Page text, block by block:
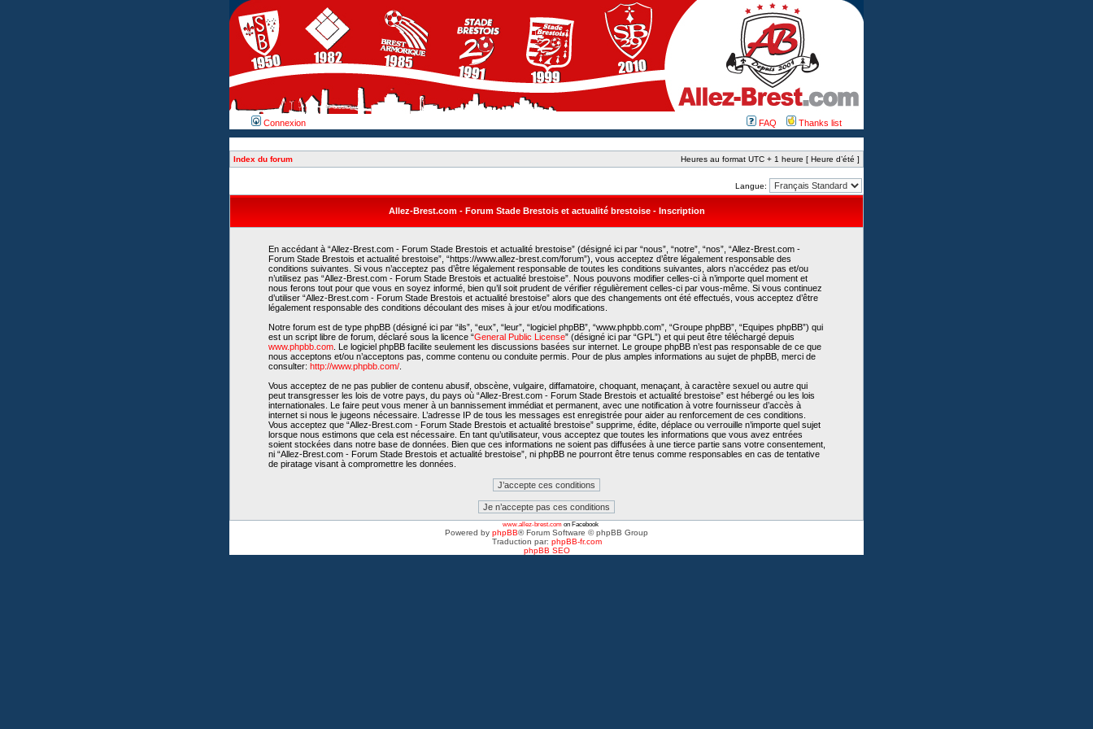
Connexion FAQ Thanks list
Index du forum Heures au format UTC + 1 heure [ Heure d’été ]
Langue:
Allez-Brest.com - Forum Stade Brestois et actualité brestoise - Inscription
En accédant à “Allez-Brest.com - Forum Stade Brestois et actualité brestoise” (désigné ici par “nous”, “notre”, “nos”, “Allez-Brest.com -
Forum Stade Brestois et actualité brestoise”, “https://www.allez-brest.com/forum”), vous acceptez d’être légalement responsable des
conditions suivantes. Si vous n’acceptez pas d’être légalement responsable de toutes les conditions suivantes, alors n’accédez pas et/ou
n’utilisez pas “Allez-Brest.com - Forum Stade Brestois et actualité brestoise”. Nous pouvons modifier celles-ci à n’importe quel moment et
nous ferons tout pour que vous en soyez informé, bien qu’il soit prudent de vérifier régulièrement celles-ci par vous-même. Si vous continuez
d’utiliser “Allez-Brest.com - Forum Stade Brestois et actualité brestoise” alors que des changements ont été effectués, vous acceptez d’être
légalement responsable des conditions découlant des mises à jour et/ou modifications.
Notre forum est de type phpBB (désigné ici par “ils”, “eux”, “leur”, “logiciel phpBB”, “www.phpbb.com”, “Groupe phpBB”, “Equipes phpBB”) qui
est un script libre de forum, déclaré sous la licence “General Public License” (désigné ici par “GPL”) et qui peut être téléchargé depuis
www.phpbb.com. Le logiciel phpBB facilite seulement les discussions basées sur internet. Le groupe phpBB n’est pas responsable de ce que
nous acceptons et/ou n’acceptons pas, comme contenu ou conduite permis. Pour de plus amples informations au sujet de phpBB, merci de
consulter: http://www.phpbb.com/.
Vous acceptez de ne pas publier de contenu abusif, obscène, vulgaire, diffamatoire, choquant, menaçant, à caractère sexuel ou autre qui
peut transgresser les lois de votre pays, du pays où “Allez-Brest.com - Forum Stade Brestois et actualité brestoise” est hébergé ou les lois
internationales. Le faire peut vous mener à un bannissement immédiat et permanent, avec une notification à votre fournisseur d’accès à
internet si nous le jugeons nécessaire. L’adresse IP de tous les messages est enregistrée pour aider au renforcement de ces conditions.
Vous acceptez que “Allez-Brest.com - Forum Stade Brestois et actualité brestoise” supprime, édite, déplace ou verrouille n’importe quel sujet
lorsque nous estimons que cela est nécessaire. En tant qu’utilisateur, vous acceptez que toutes les informations que vous avez entrées
soient stockées dans notre base de données. Bien que ces informations ne soient pas diffusées à une tierce partie sans votre consentement,
ni “Allez-Brest.com - Forum Stade Brestois et actualité brestoise”, ni phpBB ne pourront être tenus comme responsables en cas de tentative
de piratage visant à compromettre les données.
www.allez-brest.com on Facebook
Powered by phpBB® Forum Software © phpBB Group
Traduction par: phpBB-fr.com
phpBB SEO